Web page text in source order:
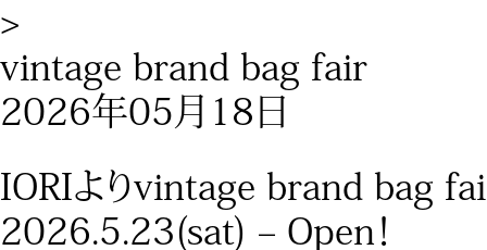
>
vintage brand bag fair
2026年05月18日
IORIよりvintage brand bag
2026.5.23(sat) – Open！